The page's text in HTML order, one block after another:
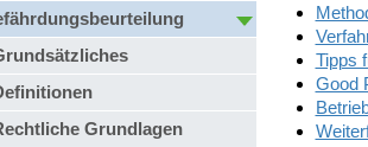
Grundlagen
Tipps
Good